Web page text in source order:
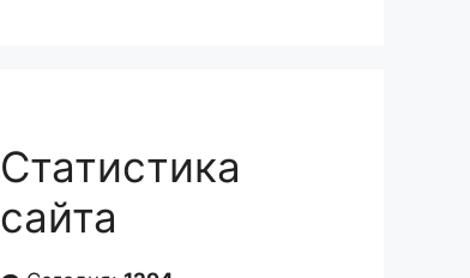
Статистика
сайта